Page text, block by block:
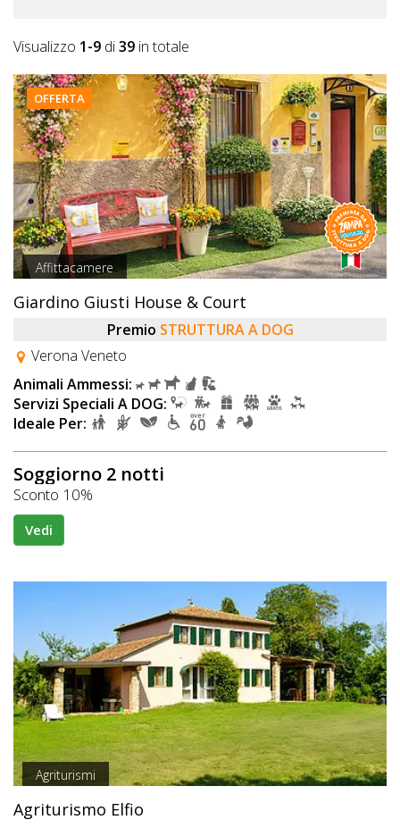
Visualizzo 1-9 di39 in totale
OFFERTA
Affittacamere
Giardino Giusti House & Court
Premio STRUTTURA A DOG
Verona Veneto
Animali Ammessi:
Servizi Speciali A DOG:
Ideale Per:
Soggiorno 2 notti
Sconto 10%
Vedi
Agriturismi
Agriturismo Elfio